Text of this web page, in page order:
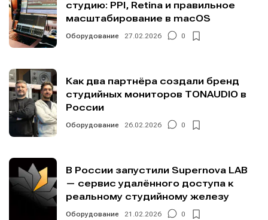
студию: PPI, Retina и правильное
масштабирование в macOS
Оборудование 27.02.2026 0
Как два партнёра создали бренд
студийных мониторов TONAUDIO в
России
Оборудование 26.02.2026 0
В России запустили Supernova LAB
— сервис удалённого доступа к
реальному студийному железу
Оборудование 21.02.2026 0